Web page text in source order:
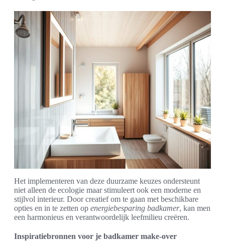
Het implementeren van deze duurzame keuzes ondersteunt
niet alleen de ecologie maar stimuleert ook een moderne en
stijlvol interieur. Door creatief om te gaan met beschikbare
opties en in te zetten op energiebesparing badkamer, kan men
een harmonieus en verantwoordelijk leefmilieu creëren.
Inspiratiebronnen voor je badkamer make-over